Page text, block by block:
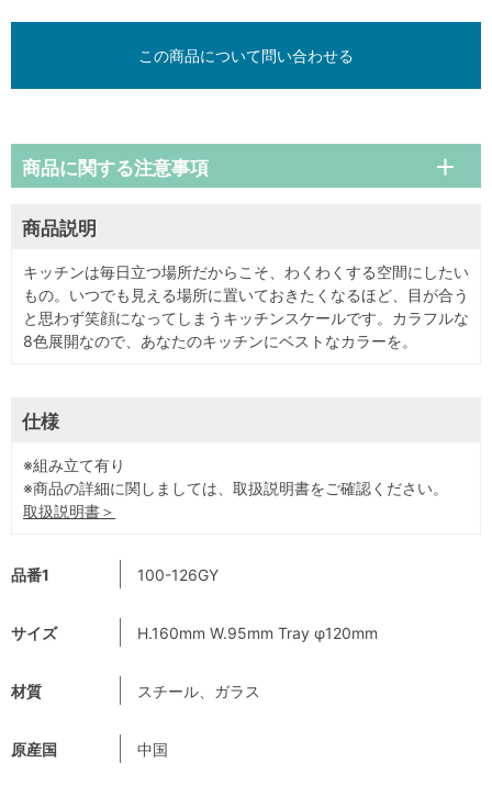
品番1 100-126GY
サイズ H.160mm W.95mm Tray φ120mm
材質 スチール、ガラス
原産国 中国
この商品について問い合わせる
商品説明
キッチンは毎日立つ場所だからこそ、わくわくする空間にしたい
もの。いつでも見える場所に置いておきたくなるほど、目が合う
と思わず笑顔になってしまうキッチンスケールです。カラフルな
8色展開なので、あなたのキッチンにベストなカラーを。
商品に関する注意事項
仕様
※組み立て有り
※商品の詳細に関しましては、取扱説明書をご確認ください。
取扱説明書＞